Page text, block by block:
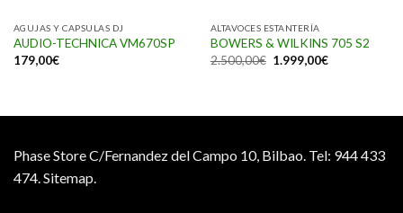
AGUJAS Y CAPSULAS DJ
AUDIO-TECHNICA VM670SP
179,00€
ALTAVOCES ESTANTERÍA
BOWERS & WILKINS 705 S2
2.500,00€ 1.999,00€
Phase Store C/Fernandez del Campo 10, Bilbao. Tel: 944 433
474. Sitemap.